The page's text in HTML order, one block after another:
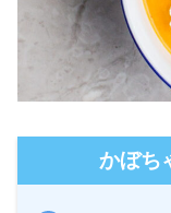
かぼち